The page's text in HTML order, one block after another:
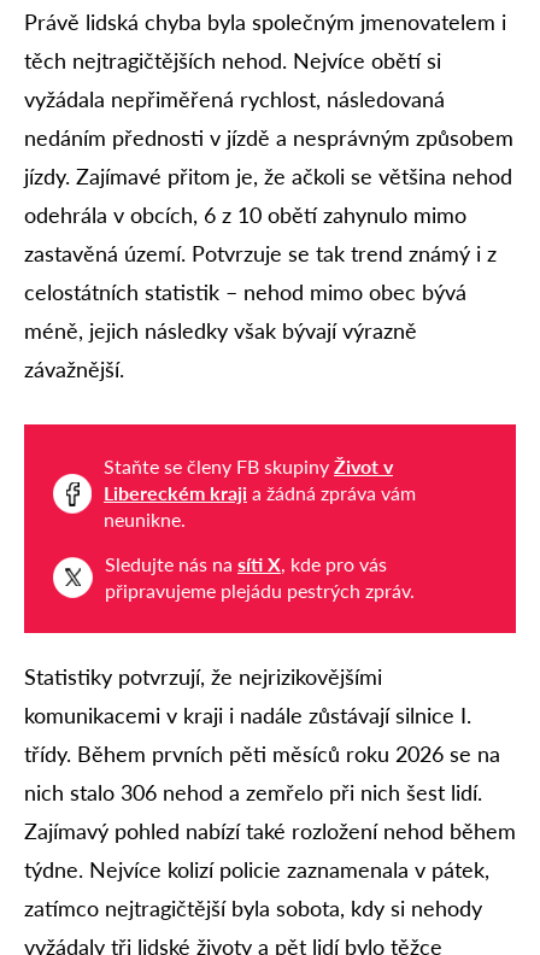
Právě lidská chyba byla společným jmenovatelem i
těch nejtragičtějších nehod. Nejvíce obětí si
vyžádala nepřiměřená rychlost, následovaná
nedáním přednosti v jízdě a nesprávným způsobem
jízdy. Zajímavé přitom je, že ačkoli se většina nehod
odehrála v obcích, 6 z 10 obětí zahynulo mimo
zastavěná území. Potvrzuje se tak trend známý i z
celostátních statistik – nehod mimo obec bývá
méně, jejich následky však bývají výrazně
závažnější.
Staňte se členy FB skupiny Život v
Libereckém kraji a žádná zpráva vám
neunikne.
Sledujte nás na síti X, kde pro vás
připravujeme plejádu pestrých zpráv.
Statistiky potvrzují, že nejrizikovějšími
komunikacemi v kraji i nadále zůstávají silnice I.
třídy. Během prvních pěti měsíců roku 2026 se na
nich stalo 306 nehod a zemřelo při nich šest lidí.
Zajímavý pohled nabízí také rozložení nehod během
týdne. Nejvíce kolizí policie zaznamenala v pátek,
zatímco nejtragičtější byla sobota, kdy si nehody
vyžádaly tři lidské životy a pět lidí bylo těžce